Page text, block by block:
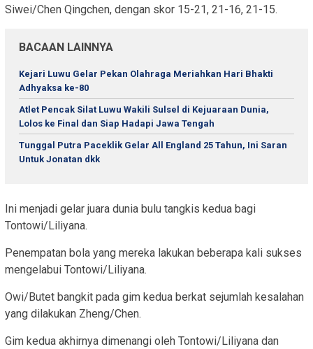
Siwei/Chen Qingchen, dengan skor 15-21, 21-16, 21-15.
BACAAN LAINNYA
Kejari Luwu Gelar Pekan Olahraga Meriahkan Hari Bhakti
Adhyaksa ke-80
Atlet Pencak Silat Luwu Wakili Sulsel di Kejuaraan Dunia,
Lolos ke Final dan Siap Hadapi Jawa Tengah
Tunggal Putra Paceklik Gelar All England 25 Tahun, Ini Saran
Untuk Jonatan dkk
Ini menjadi gelar juara dunia bulu tangkis kedua bagi
Tontowi/Liliyana.
Penempatan bola yang mereka lakukan beberapa kali sukses
mengelabui Tontowi/Liliyana.
Owi/Butet bangkit pada gim kedua berkat sejumlah kesalahan
yang dilakukan Zheng/Chen.
Gim kedua akhirnya dimenangi oleh Tontowi/Liliyana dan